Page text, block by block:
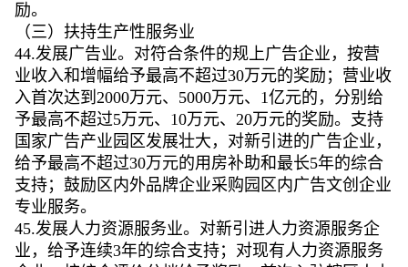
励。
（三）扶持生产性服务业
44.发展广告业。对符合条件的规上广告企业，按营
业收入和增幅给予最高不超过30万元的奖励；营业收
入首次达到2000万元、5000万元、1亿元的，分别给
予最高不超过5万元、10万元、20万元的奖励。支持
国家广告产业园区发展壮大，对新引进的广告企业，
给予最高不超过30万元的用房补助和最长5年的综合
支持；鼓励区内外品牌企业采购园区内广告文创企业
专业服务。
45.发展人力资源服务业。对新引进人力资源服务企
业，给予连续3年的综合支持；对现有人力资源服务